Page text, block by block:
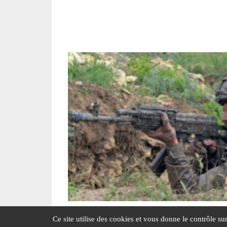
L’infanterie de marine
Ce site utilise des cookies et vous donne le contrôle